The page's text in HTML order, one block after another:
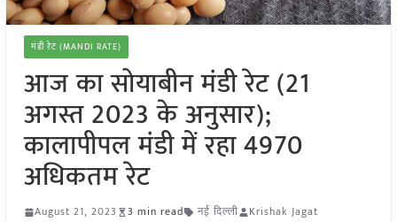
मंडी रेट (MANDI RATE)
आज का सोयाबीन मंडी रेट (21
अगस्त 2023 के अनुसार);
कालापीपल मंडी में रहा 4970
अधिकतम रेट
August 21, 2023 3 min read नई दिल्ली Krishak Jagat